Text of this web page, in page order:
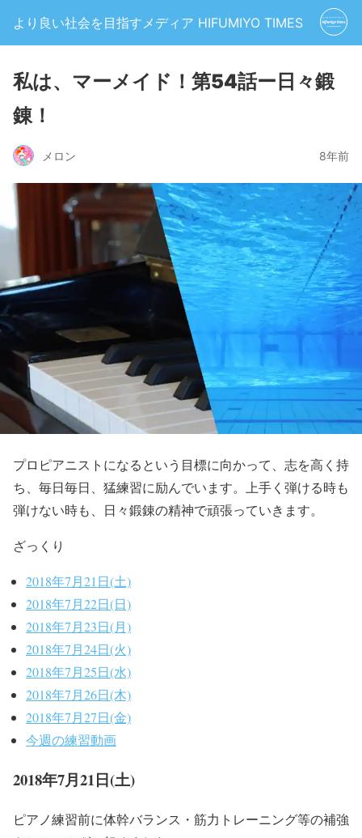
より良い社会を目指すメディア HIFUMIYO TIMES
私は、マーメイド！第54話ー日々鍛
錬！
メロン 8年前
プロピアニストになるという目標に向かって、志を高く持
ち、毎日毎日、猛練習に励んでいます。上手く弾ける時も
弾けない時も、日々鍛錬の精神で頑張っていきます。
ざっくり
2018年7月21日(土)
2018年7月22日(日)
2018年7月23日(月)
2018年7月24日(火)
2018年7月25日(水)
2018年7月26日(木)
2018年7月27日(金)
今週の練習動画
2018年7月21日(土)
ピアノ練習前に体幹バランス・筋力トレーニング等の補強